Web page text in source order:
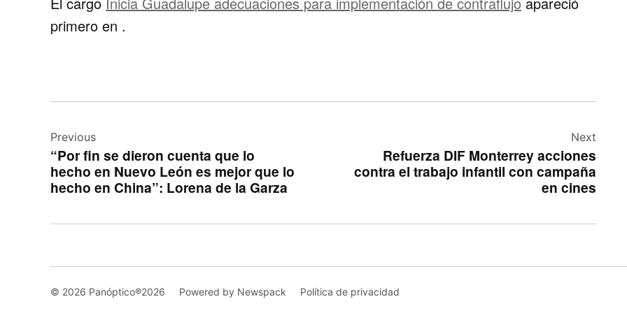
primero en .
de
entradas
Previous
“Por fin se dieron cuenta que lo
hecho en Nuevo León es mejor que lo
hecho en China”: Lorena de la Garza
Next
Refuerza DIF Monterrey acciones
contra el trabajo infantil con campaña
en cines
© 2026 Panóptico®2026 Powered by Newspack Política de privacidad